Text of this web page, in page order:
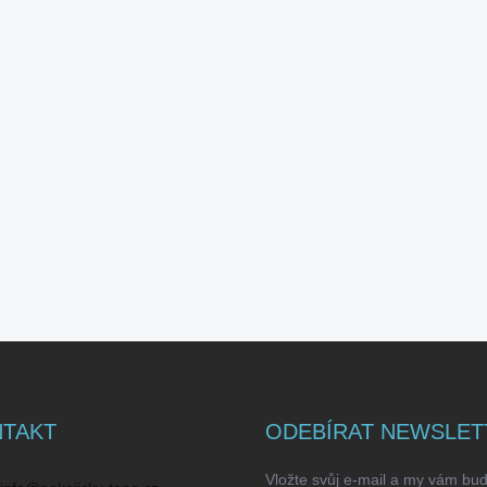
ODEBÍRAT
Vložte svůj e-mail a my vám